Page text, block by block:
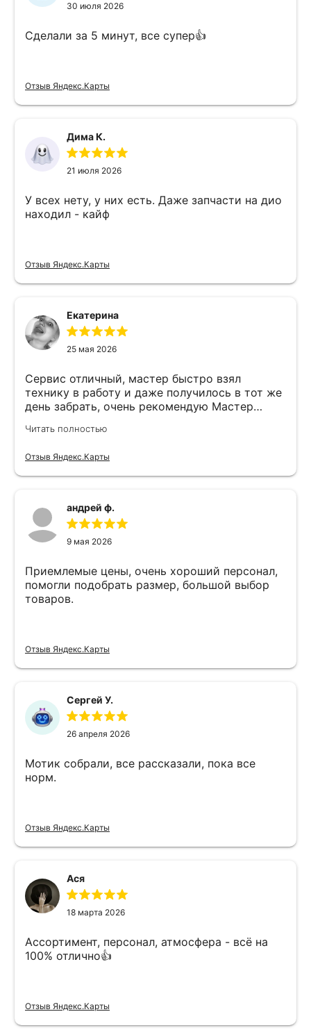
30 июля 2026
Сделали за 5 минут, все супер👍
Отзыв Яндекс.Карты
Дима К.
21 июля 2026
У всех нету, у них есть. Даже запчасти на дио
находил - кайф
Отзыв Яндекс.Карты
Екатерина
25 мая 2026
Сервис отличный, мастер быстро взял
технику в работу и даже получилось в тот же
день забрать, очень рекомендую Мастер
Читать полностью
Отзыв Яндекс.Карты
андрей ф.
9 мая 2026
Приемлемые цены, очень хороший персонал,
помогли подобрать размер, большой выбор
товаров.
Отзыв Яндекс.Карты
Сергей У.
26 апреля 2026
Мотик собрали, все рассказали, пока все
норм.
Отзыв Яндекс.Карты
Ася
18 марта 2026
Ассортимент, персонал, атмосфера - всё на
100% отлично👍
Отзыв Яндекс.Карты